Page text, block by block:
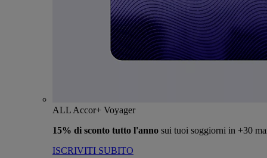
ALL Accor+ Voyager
15% di sconto tutto l'anno sui tuoi soggiorni in +30
ISCRIVITI SUBITO